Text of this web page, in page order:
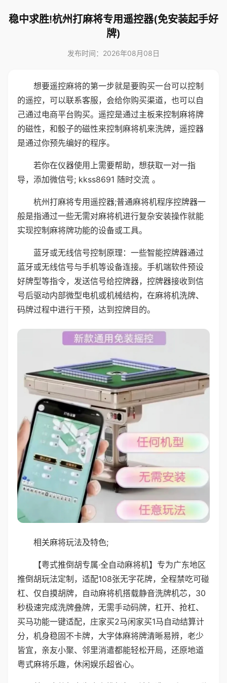
稳中求胜!杭州打麻将专用遥控器(免安装起手好
牌)
发布时间：2026年08月08日
想要遥控麻将的第一步就是要购买一台可以控制
的遥控，可以联系客服，会给你购买渠道，也可以自
己通过电商平台购买。遥控是通过主板来控制麻将牌
的磁性，和骰子的磁性来控制麻将机来洗牌，遥控器
是通过你预先编好的程序。
若你在仪器使用上需要帮助，想获取一对一指
导，添加微信号; kkss8691 随时交流 。
杭州打麻将专用遥控器;普通麻将机程序控牌器一
般是指通过一些无需对麻将机进行复杂安装操作就能
实现控制麻将牌功能的设备或工具。
蓝牙或无线信号控制原理：一些智能控牌器通过
蓝牙或无线信号与手机等设备连接。手机端软件预设
好牌型等指令，发送信号给控牌器，控牌器接收到信
号后驱动内部微型电机或机械结构，在麻将机洗牌、
码牌过程中进行干预，达到控牌目的。
相关麻将玩法及特色;
【粤式推倒胡专属·全自动麻将机】专为广东地区
推倒胡玩法定制，适配108张无字花牌，全程禁吃可碰
杠、仅自摸胡牌，自动麻将机搭载静音洗牌机芯，30
秒极速完成洗牌叠牌，无需手动码牌，杠开、抢杠、
买马功能一键适配，庄家买2马闲家买1马自动结算计
分，机身稳固不卡牌，大字体麻将牌清晰易辨，老少
皆宜，亲友小聚、邻里消遣都能轻松开局，还原地道
粤式麻将乐趣，休闲娱乐超省心。